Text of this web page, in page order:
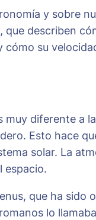
y sobre
describen
su
diferente
Esto hace
solar. La
espacio.
que ha
lo